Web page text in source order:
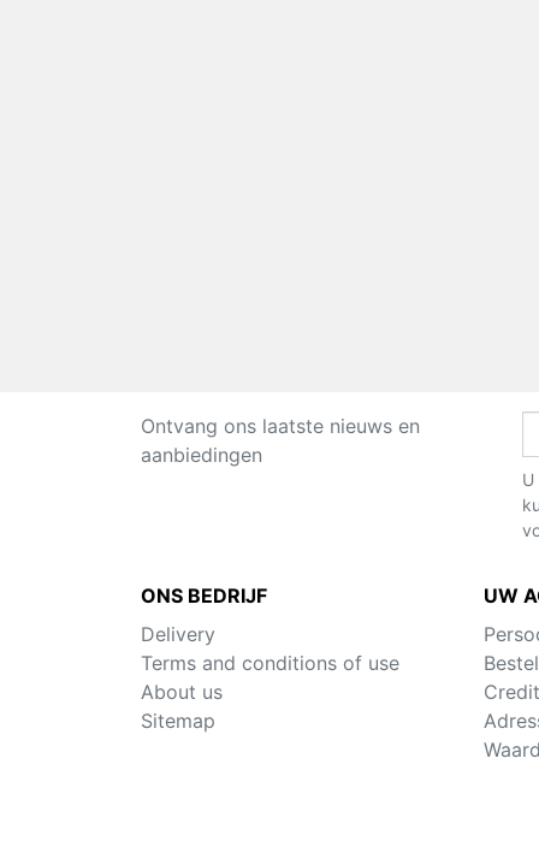
Ontvang ons laatste nieuws en
aanbiedingen
ONS BEDRIJF
Delivery
Terms and conditions of use
About us
Sitemap
UW